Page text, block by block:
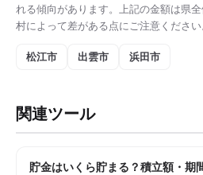
れる傾向があります。上記の金額は県
村によって差がある点にご注意ください
松江市 出雲市 浜田市
関連ツール
貯金はいくら貯まる？積立額・期